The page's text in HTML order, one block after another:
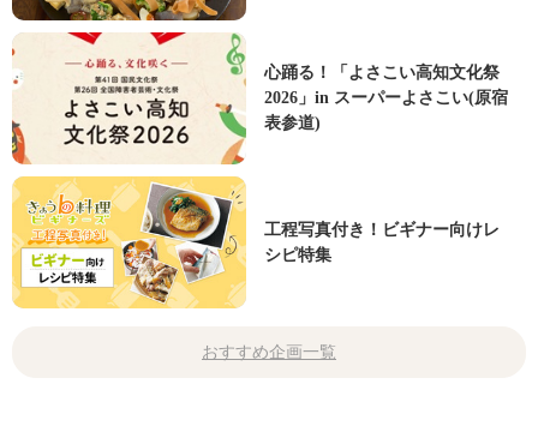
心踊る！「よさこい高知文化祭
2026」in スーパーよさこい(原宿
表参道)
工程写真付き！ビギナー向けレ
シピ特集
おすすめ企画一覧